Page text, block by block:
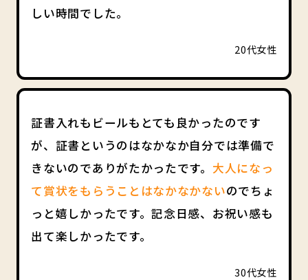
しい時間でした。
20代女性
証書入れもビールもとても良かったのです
が、証書というのはなかなか自分では準備で
きないのでありがたかったです。 大人になっ
て賞状をもらうことはなかなかないのでちょ
っと嬉しかったです。記念日感、お祝い感も
出て楽しかったです。
30代女性